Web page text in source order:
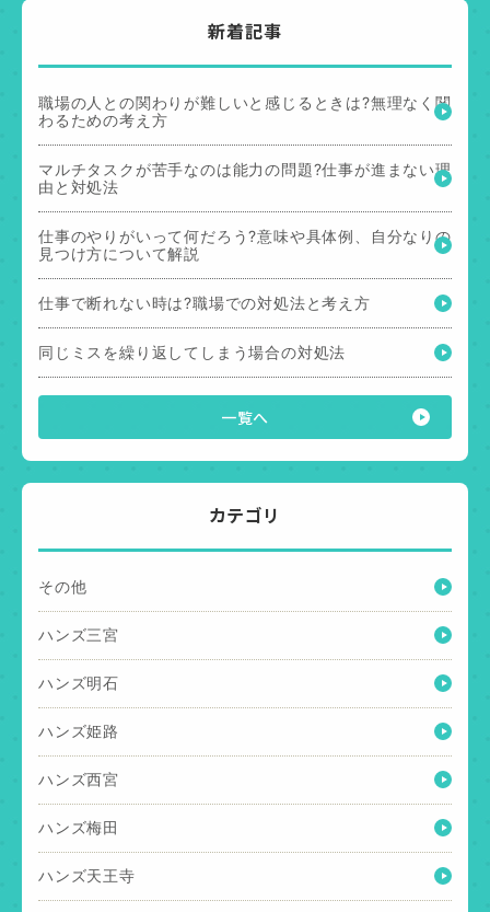
新着記事
職場の人との関わりが難しいと感じるときは?無理なく関
わるための考え方
マルチタスクが苦手なのは能力の問題?仕事が進まない理
由と対処法
仕事のやりがいって何だろう?意味や具体例、自分なりの
見つけ方について解説
仕事で断れない時は?職場での対処法と考え方
同じミスを繰り返してしまう場合の対処法
一覧へ
カテゴリ
その他
ハンズ三宮
ハンズ明石
ハンズ姫路
ハンズ西宮
ハンズ梅田
ハンズ天王寺